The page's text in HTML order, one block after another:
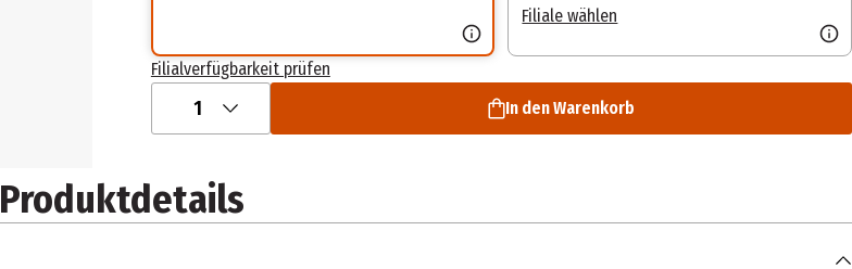
Filiale wählen
Filialverfügbarkeit prüfen
1 In den Warenkorb
Produktdetails